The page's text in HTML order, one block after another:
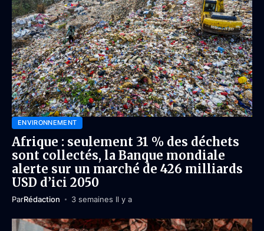
ENVIRONNEMENT
Afrique : seulement 31 % des déchets
sont collectés, la Banque mondiale
alerte sur un marché de 426 milliards
USD d’ici 2050
ParRédaction 3 semaines Il y a